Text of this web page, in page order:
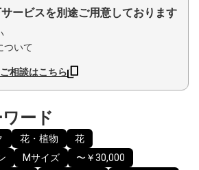
ービスを別途ご用意しております
ついて
相談はこちら
ード
花・植物
花
Mサイズ
〜￥30,000